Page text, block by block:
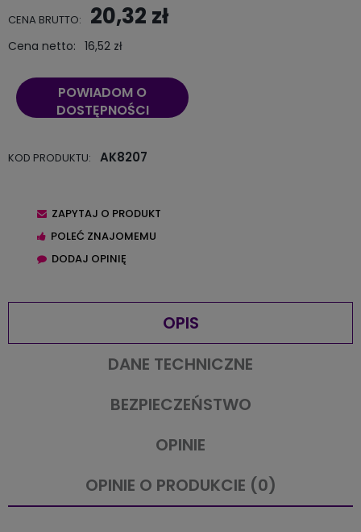
CENA BRUTTO: 20,32 zł
Cena netto: 16,52 zł
POWIADOM O
DOSTĘPNOŚCI
KOD PRODUKTU: AK8207
ZAPYTAJ O PRODUKT
POLEĆ ZNAJOMEMU
DODAJ OPINIĘ
OPIS
DANE TECHNICZNE
BEZPIECZEŃSTWO
OPINIE
OPINIE O PRODUKCIE (0)